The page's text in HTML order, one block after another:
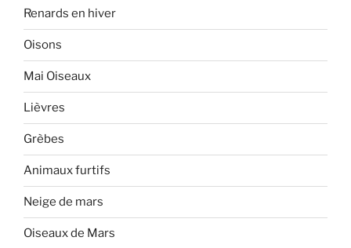
Renards en hiver
Oisons
Mai Oiseaux
Lièvres
Grèbes
Animaux furtifs
Neige de mars
Oiseaux de Mars